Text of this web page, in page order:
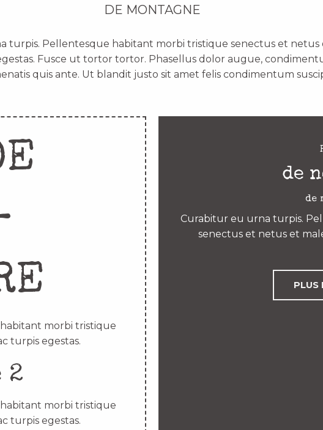
DE MONTAGNE
turpis. Pellentesque habitant morbi tristique senectus et netus
Fusce ut tortor tortor. Phasellus dolor augue,
quis ante. Ut blandit justo sit amet felis condimentum
morbi tristique
turpis egestas.
2
morbi tristique
turpis egestas.
de
de
Curabitur eu urna turpis.
senectus et netus et
PLUS